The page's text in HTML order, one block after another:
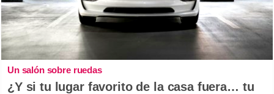
Un salón sobre ruedas
¿Y si tu lugar favorito de la casa fuera… tu